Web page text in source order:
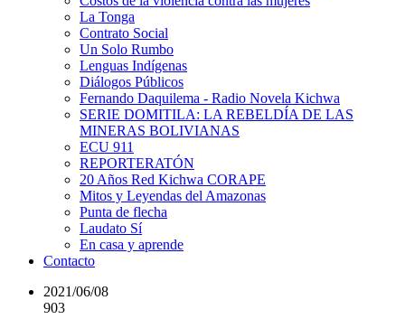
La Tonga
Contrato Social
Un Solo Rumbo
Lenguas Indígenas
Diálogos Públicos
Fernando Daquilema - Radio Novela Kichwa
SERIE DOMITILA: LA REBELDÍA DE LAS
MINERAS BOLIVIANAS
ECU 911
REPORTERATÓN
20 Años Red Kichwa CORAPE
Mitos y Leyendas del Amazonas
Punta de flecha
Laudato Sí
En casa y aprende
Contacto
2021/06/08
903